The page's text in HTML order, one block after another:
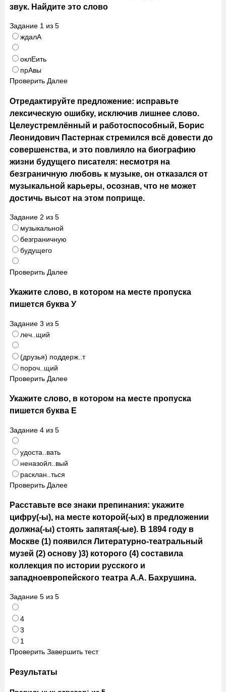
звук. Найдите это слово
Задание 1из 5
ждалА
оклЕить
прАвы
Проверить Далее
Отредактируйте предложение: исправьте
лексическую ошибку, исключив лишнее слово.
Целеустремлённый и работоспособный, Борис
Леонидович Пастернак стремился всё довести до
совершенства, и это повлияло на биографию
жизни будущего писателя: несмотря на
безграничную любовь к музыке, он отказался от
музыкальной карьеры, осознав, что не может
достичь высот на этом поприще.
Задание 2 из 5
музыкальной
безграничную
будущего
Проверить Далее
Укажите слово, в котором на месте пропуска
пишется буква У
Задание 3 из 5
леч..щий
(друзья) поддерж..т
пороч..щий
Проверить Далее
Укажите слово, в котором на месте пропуска
пишется буква Е
Задание 4из 5
удоста..вать
неназойл..вый
расклан..ться
Проверить Далее
Расставьте все знаки препинания: укажите
цифру(-ы), на месте которой(-ых) в предложении
должна(-ы) стоять запятая(-ые). В 1894 году в
Москве (1) появился Литературно-театральный
музей (2) основу )3) которого (4) составила
коллекция по истории русского и
западноевропейского театра А.А. Бахрушина.
Задание 5из 5
4
3
1
Проверить Завершить тест
Результаты